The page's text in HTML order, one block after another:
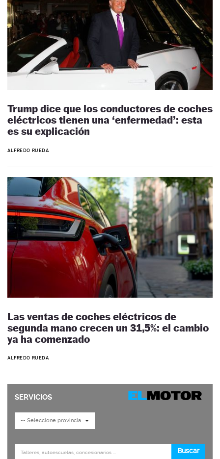
Trump dice que los conductores de coches
eléctricos tienen una ‘enfermedad’: esta
es su explicación
ALFREDO RUEDA
Las ventas de coches eléctricos de
segunda mano crecen un 31,5%: el cambio
ya ha comenzado
ALFREDO RUEDA